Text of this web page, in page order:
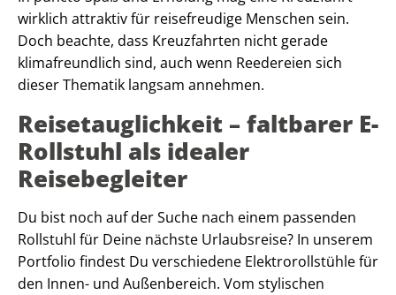
wirklich attraktiv für reisefreudige Menschen sein.
Doch beachte, dass Kreuzfahrten nicht gerade
klimafreundlich sind, auch wenn Reedereien sich
dieser Thematik langsam annehmen.
Reisetauglichkeit – faltbarer E-
Rollstuhl als idealer
Reisebegleiter
Du bist noch auf der Suche nach einem passenden
Rollstuhl für Deine nächste Urlaubsreise? In unserem
Portfolio findest Du verschiedene Elektrorollstühle für
den Innen- und Außenbereich. Vom stylischen